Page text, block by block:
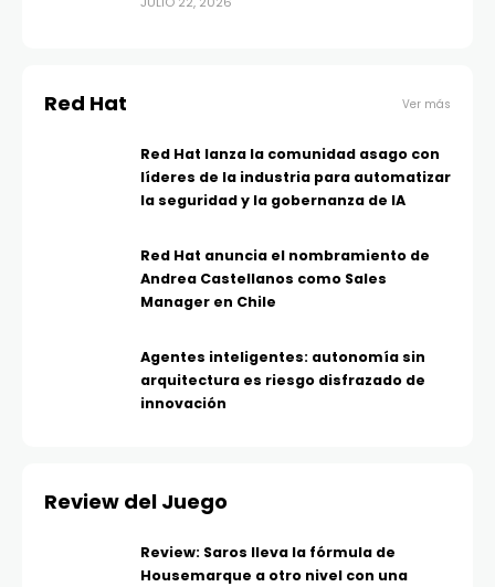
Red Hat Ver más
Red Hat lanza la comunidad asago con
líderes de la industria para automatizar
la seguridad y la gobernanza de IA
Red Hat anuncia el nombramiento de
Andrea Castellanos como Sales
Manager en Chile
Agentes inteligentes: autonomía sin
arquitectura es riesgo disfrazado de
innovación
Review del Juego
Review: Saros lleva la fórmula de
Housemarque a otro nivel con una